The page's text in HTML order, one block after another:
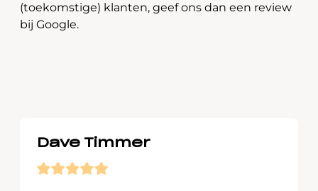
(toekomstige) klanten, geef ons dan een review
bij Google.
Dave Timmer